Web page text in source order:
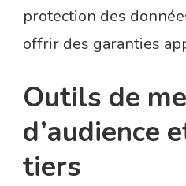
protection des
offrir des garanties
Outils de
d’audience
tiers